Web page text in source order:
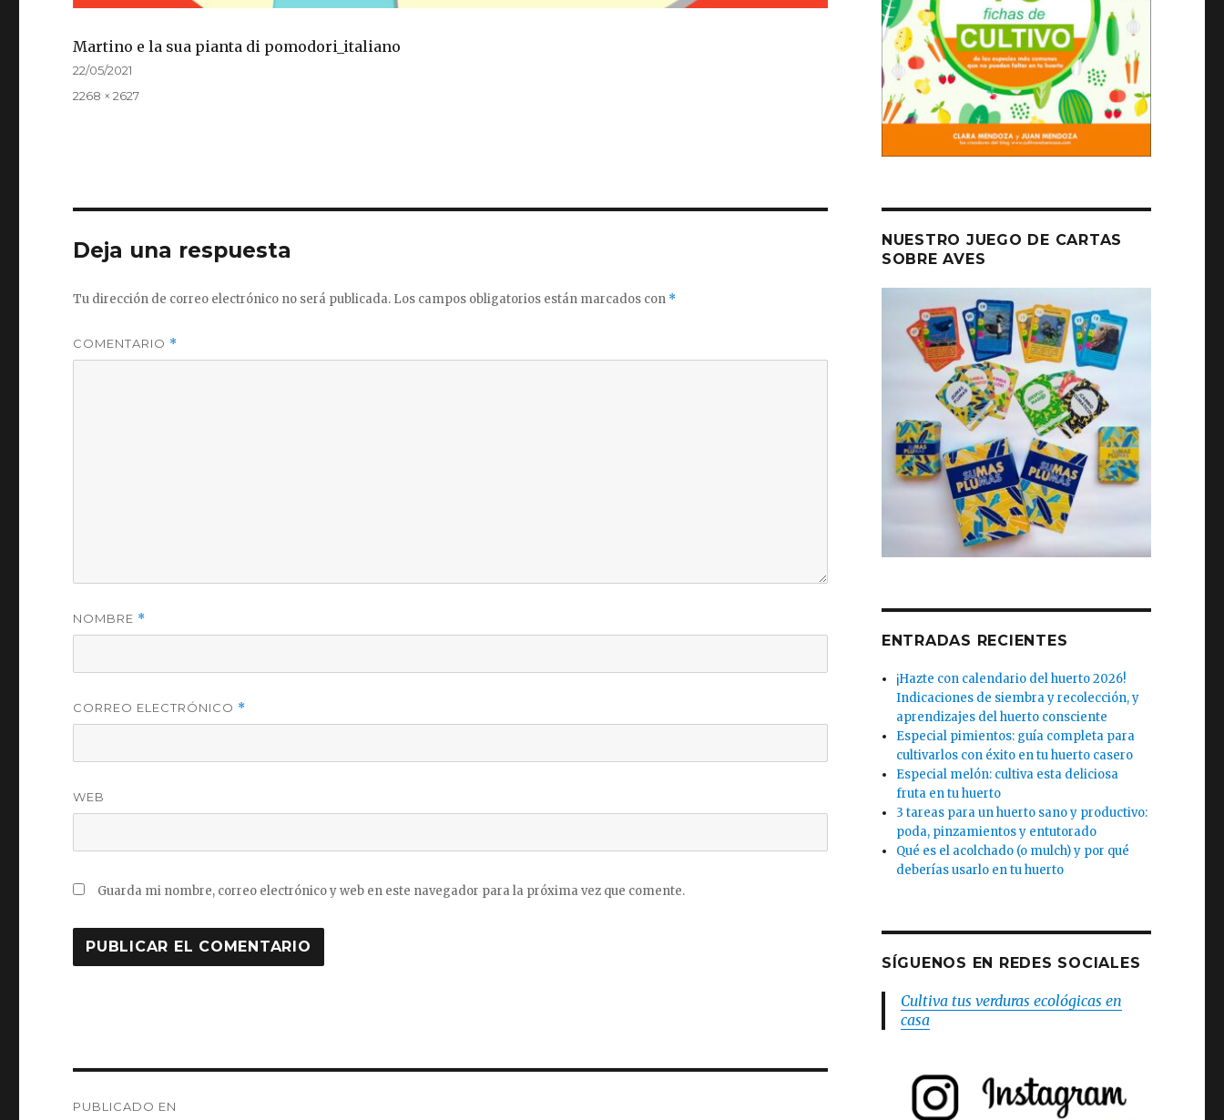
Martino e la sua pianta di pomodori_italiano
Publicado
22/05/2021
Tamaño
2268 × 2627
Deja una respuesta
Tu dirección de correo electrónico no será publicada. Los campos obligatorios están marcados con *
COMENTARIO *
NOMBRE *
CORREO ELECTRÓNICO *
WEB
Guarda mi nombre, correo electrónico y web en este navegador para la próxima vez que comente.
PUBLICADO EN
NUESTRO JUEGO DE CARTAS
SOBRE AVES
ENTRADAS RECIENTES
¡Hazte con calendario del huerto 2026!
Indicaciones de siembra y recolección, y
aprendizajes del huerto consciente
Especial pimientos: guía completa para
cultivarlos con éxito en tu huerto casero
Especial melón: cultiva esta deliciosa
fruta en tu huerto
3 tareas para un huerto sano y productivo:
poda, pinzamientos y entutorado
Qué es el acolchado (o mulch) y por qué
deberías usarlo en tu huerto
SÍGUENOS EN REDES SOCIALES
Cultiva tus verduras ecológicas en
casa